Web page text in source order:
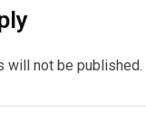
will not be published.